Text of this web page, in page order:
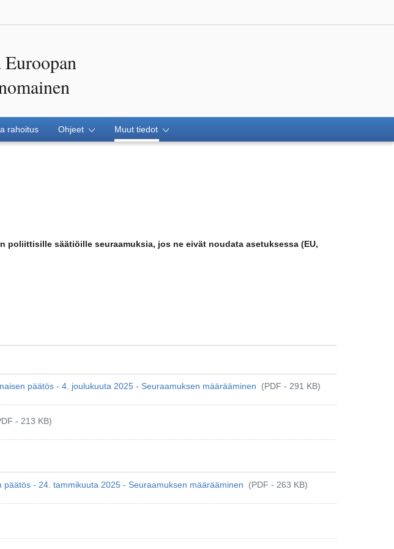
rahoitus Ohjeet Muut tiedot
säätiöille seuraamuksia, jos ne eivät noudata asetuksessa (EU,
päätös - 4. joulukuuta 2025 - Seuraamuksen määrääminen (PDF - 291 KB)
- 213 KB)
- 24. tammikuuta 2025 - Seuraamuksen määrääminen (PDF - 263 KB)